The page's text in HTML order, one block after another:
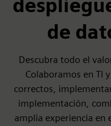
de
Descubra todo el
Colaboramos en TI
correctos,
implementación,
amplia experiencia en